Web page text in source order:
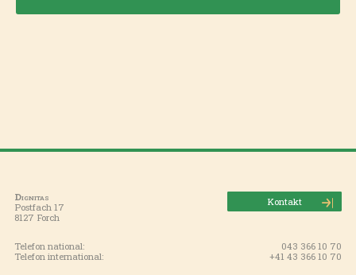
Dignitas
Postfach 17
8127 Forch
Kontakt
Telefon national:
043 366 10 70
Telefon international:
+41 43 366 10 70